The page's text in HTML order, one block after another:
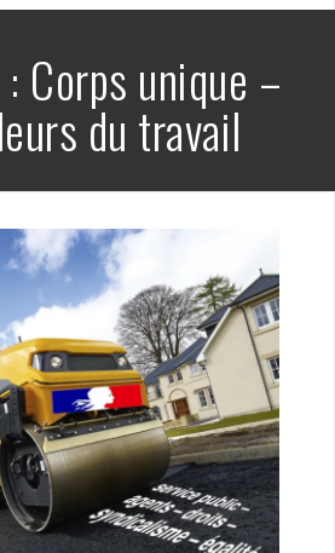
Corps unique –
du travail